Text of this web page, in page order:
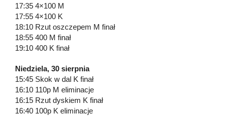
17:35 4×100 M
17:55 4×100 K
18:10 Rzut oszczepem M finał
18:55 400 M finał
19:10 400 K finał
Niedziela, 30 sierpnia
15:45 Skok w dal K finał
16:10 110p M eliminacje
16:15 Rzut dyskiem K finał
16:40 100p K eliminacje